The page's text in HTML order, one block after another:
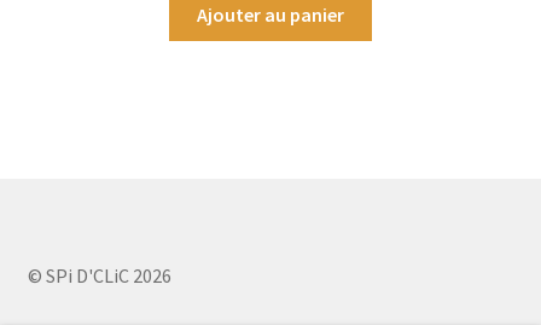
Ajouter au panier
© SPi D'CLiC 2026